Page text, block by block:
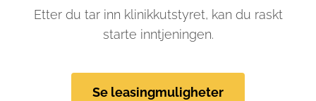
Etter du tar inn klinikkutstyret, kan du raskt
starte inntjeningen.
Se leasingmuligheter